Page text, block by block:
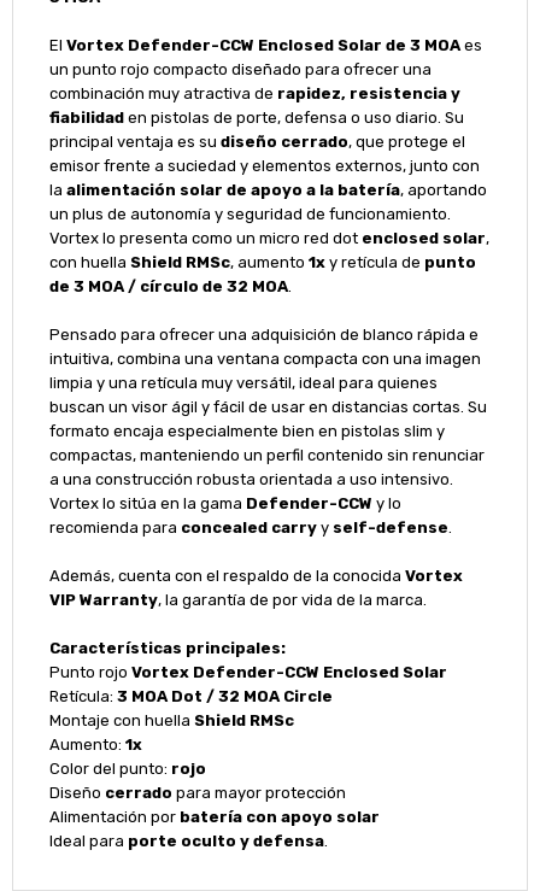
El Vortex Defender-CCW Enclosed Solar de 3 MOAes
un punto rojo compacto diseñado para ofrecer una
combinación muy atractiva de rapidez, resistencia y
fiabilidaden pistolas de porte, defensa o uso diario. Su
principal ventaja es su diseño cerrado, que protege el
emisor frente a suciedad y elementos externos, junto con
la alimentación solar de apoyo a la batería, aportando
un plus de autonomía y seguridad de funcionamiento.
Vortex lo presenta como un micro red dot enclosed solar,
con huella Shield RMSc, aumento 1xy retícula de punto
de 3 MOA / círculo de 32 MOA.
Pensado para ofrecer una adquisición de blanco rápida e
intuitiva, combina una ventana compacta con una imagen
limpia y una retícula muy versátil, ideal para quienes
buscan un visor ágil y fácil de usar en distancias cortas. Su
formato encaja especialmente bien en pistolas slim y
compactas, manteniendo un perfil contenido sin renunciar
a una construcción robusta orientada a uso intensivo.
Vortex lo sitúa en la gama Defender-CCW y lo
recomienda para concealed carryy self-defense.
Además, cuenta con el respaldo de la conocida Vortex
VIP Warranty, la garantía de por vida de la marca.
Características principales:
Punto rojo Vortex Defender-CCW Enclosed Solar
Retícula: 3 MOA Dot / 32 MOA Circle
Montaje con huella Shield RMSc
Aumento: 1x
Color del punto: rojo
Diseño cerrado para mayor protección
Alimentación por batería con apoyo solar
Ideal para porte oculto y defensa.